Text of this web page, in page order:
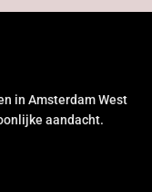
in Amsterdam West
aandacht.